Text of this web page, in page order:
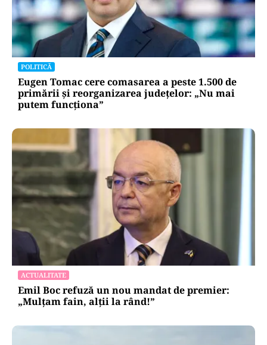
POLITICĂ
Eugen Tomac cere comasarea a peste 1.500 de
primării și reorganizarea județelor: „Nu mai
putem funcționa”
ACTUALITATE
Emil Boc refuză un nou mandat de premier:
„Mulțam fain, alții la rând!”